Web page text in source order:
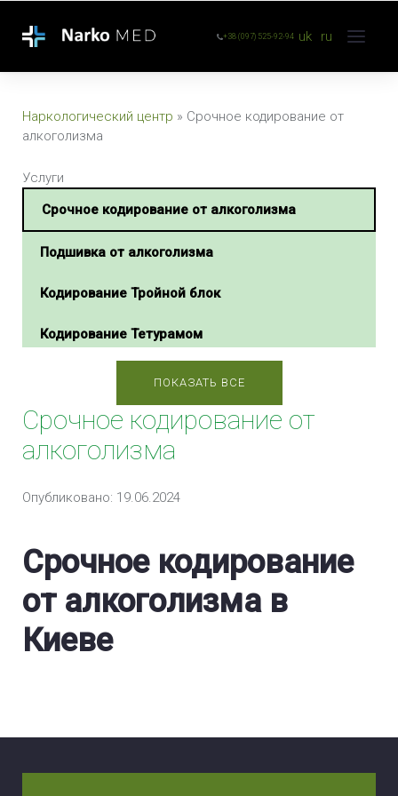
+38 (097) 525-92-94 uk ru
Наркологический центр » Срочное кодирование от
алкоголизма
Услуги
Срочное кодирование от алкоголизма
Подшивка от алкоголизма
Кодирование Тройной блок
Кодирование Тетурамом
Кодирование Тетлонгом
Кодирование Селинкро
Кодирование Наноксолом
Кодирование Колме
Кодировка Двойной блок
Вшивание ампулы от алкоголизма (Подшивка)
ПОКАЗАТЬ ВСЕ
Срочное кодирование от
алкоголизма
Опубликовано: 19.06.2024
Срочное кодирование
от алкоголизма в
Киеве